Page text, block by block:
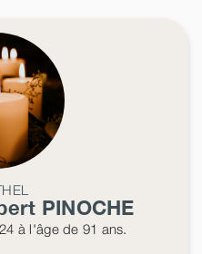
PINOCHE
à l'âge de 91 ans.